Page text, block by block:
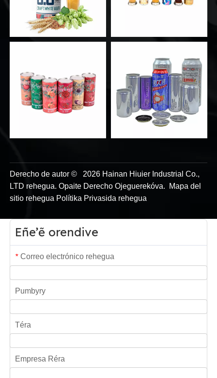
Derecho de autor © 2026 Hainan Hiuier Industrial Co.,
LTD rehegua. Opaite Derecho Ojeguerekóva.
Mapa del
sitio rehegua Polítika Privasida rehegua
Eñe’ẽ orendive
* Correo electrónico rehegua
Pumbyry
Téra
Empresa Réra